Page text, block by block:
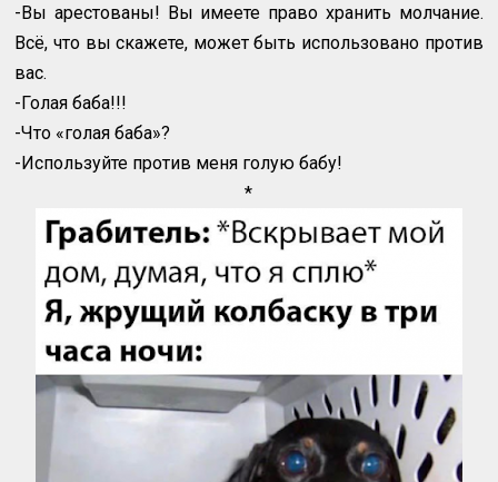
-Вы арестованы! Вы имеете право хранить молчание.
Всё, что вы скажете, может быть использовано против
вас.
-Голая баба!!!
-Что «голая баба»?
-Используйте против меня голую бабу!
*